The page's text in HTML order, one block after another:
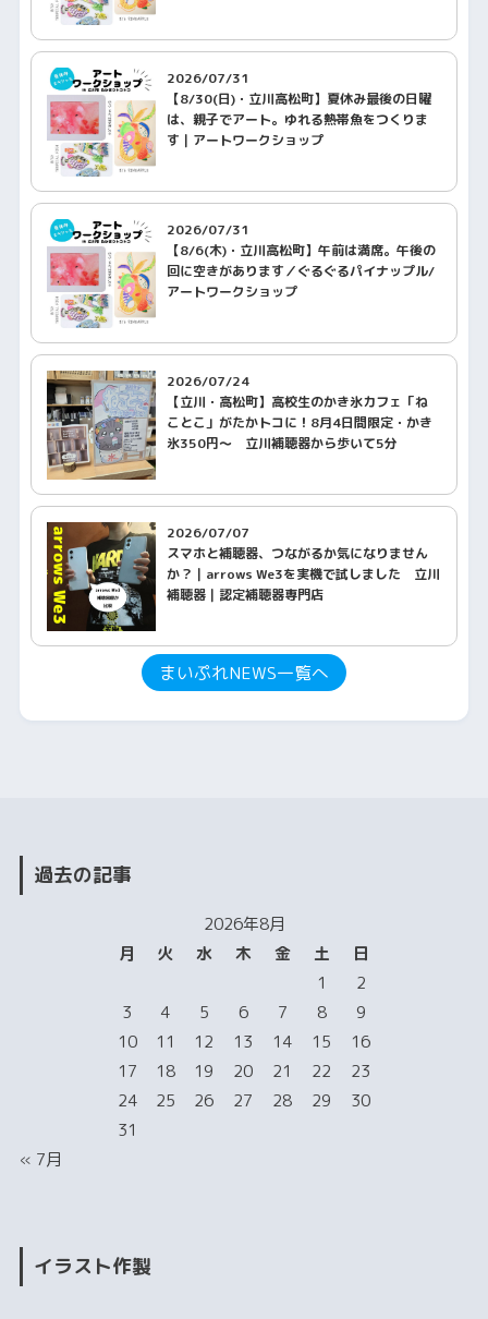
2026/07/31
【8/30(日)・立川高松町】夏休み最後の日曜
は、親子でアート。ゆれる熱帯魚をつくりま
す｜アートワークショップ
2026/07/31
【8/6(木)・立川高松町】午前は満席。午後の
回に空きがあります／ぐるぐるパイナップル/
アートワークショップ
2026/07/24
【立川・高松町】高校生のかき氷カフェ「ね
ことこ」がたかトコに！8月4日間限定・かき
氷350円〜 立川補聴器から歩いて5分
2026/07/07
スマホと補聴器、つながるか気になりません
か？｜arrows We3を実機で試しました 立川
補聴器｜認定補聴器専門店
まいぷれNEWS一覧へ
過去の記事
2026年8月
月
火 水 木 金 土
日
1
2
3
4 5 6 7 8
9
10
11 12 13 14 15
16
17
18 19 20 21 22
23
24
25 26 27 28 29
30
31
« 7月
イラスト作製